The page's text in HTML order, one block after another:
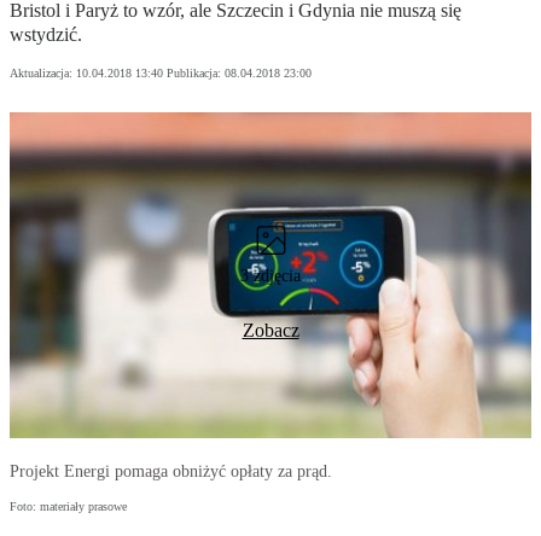
Bristol i Paryż to wzór, ale Szczecin i Gdynia nie muszą się
wstydzić.
Aktualizacja: 10.04.2018 13:40 Publikacja: 08.04.2018 23:00
3 zdjęcia
Zobacz
Projekt Energi pomaga obniżyć opłaty za prąd.
Foto: materiały prasowe